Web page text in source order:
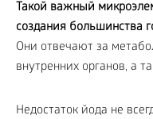
Такой важный
создания большинства
Они отвечают за
внутренних органов, а
Недостаток йода не